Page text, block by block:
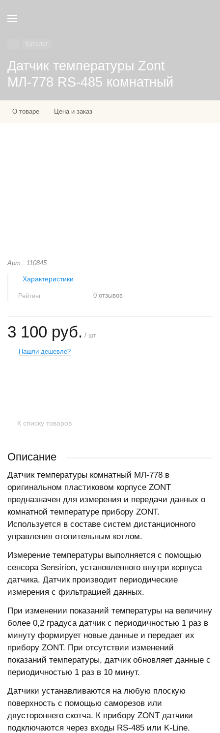
Датчик температуры Zont
МЛ-778 RS-485 комнатный
О товаре Цена и заказ
Арт.: 110845
Характеристики
Рейтинг: 0 отзывов
3 100 руб. / шт
Нашли дешевле?
К списку товаров
Описание
Датчик температуры комнатный МЛ-778 в
оригинальном пластиковом корпусе ZONT
предназначен для измерения и передачи данных о
комнатной температуре прибору ZONT.
Используется в составе систем дистанционного
управления отопительным котлом.
Измерение температуры выполняется с помощью
сенсора Sensirion, установленного внутри корпуса
датчика. Датчик производит периодические
измерения с фильтрацией данных.
При изменении показаний температуры на величину
более 0,2 градуса датчик с периодичностью 1 раз в
минуту формирует новые данные и передает их
прибору ZONT. При отсутствии изменений
показаний температуры, датчик обновляет данные с
периодичностью 1 раз в 10 минут.
Датчики устанавливаются на любую плоскую
поверхность с помощью саморезов или
двустороннего скотча. К прибору ZONT датчики
подключаются через входы RS-485 или K-Line.